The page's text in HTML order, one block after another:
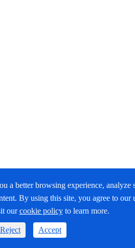
a better browsing experience, analyze
By using this site, you agree to our
ourcookie policyto learn more.
Reject Accept